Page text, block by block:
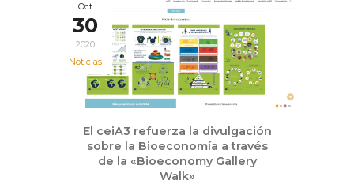
Oct
30
2020
Noticias
El ceiA3 refuerza la divulgación
sobre la Bioeconomía a través
de la «Bioeconomy Gallery
Walk»